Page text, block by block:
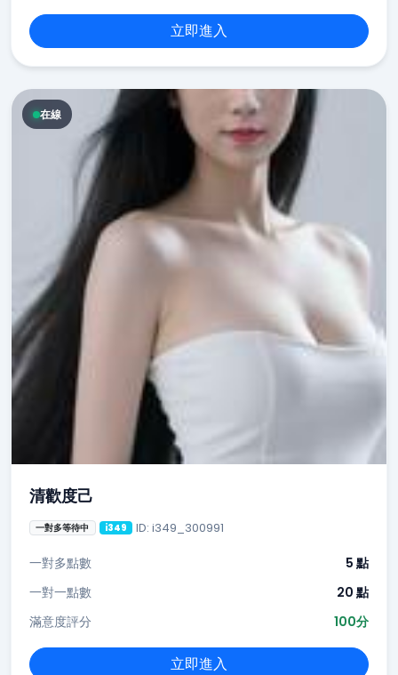
立即進入
在線
清歡度己
一對多等待中 i349 ID: i349_300991
一對多點數
5 點
一對一點數
20 點
滿意度評分
100分
立即進入